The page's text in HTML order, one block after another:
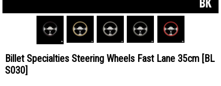
Billet Specialties Steering Wheels Fast Lane 35cm [BL
S030]